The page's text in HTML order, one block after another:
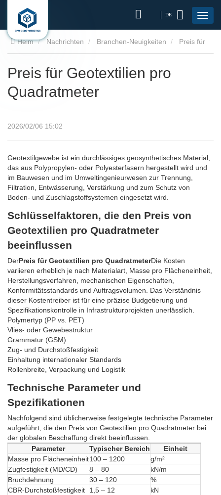
DE
Heim Nachrichten Branchen-Neuigkeiten
Preis für Geotextilien pro
Quadratmeter
2026/02/06 15:02
Geotextilgewebe ist ein durchlässiges geosynthetisches Material,
das aus Polypropylen- oder Polyesterfasern hergestellt wird und
im Bauwesen und im Umweltingenieurwesen zur Trennung,
Filtration, Entwässerung, Verstärkung und zum Schutz von
Boden- und Zuschlagstoffsystemen eingesetzt wird.
Schlüsselfaktoren, die den Preis von
Geotextilien pro Quadratmeter
beeinflussen
DerPreis für Geotextilien pro QuadratmeterDie Kosten
variieren erheblich je nach Materialart, Masse pro Flächeneinheit,
Herstellungsverfahren, mechanischen Eigenschaften,
Konformitätsstandards und Auftragsvolumen. Das Verständnis
dieser Kostentreiber ist für eine präzise Budgetierung und
Spezifikationskontrolle in Infrastrukturprojekten unerlässlich.
Polymertyp (PP vs. PET)
Vlies- oder Gewebestruktur
Grammatur (GSM)
Zug- und Durchstoßfestigkeit
Einhaltung internationaler Standards
Rollenbreite, Verpackung und Logistik
Technische Parameter und
Spezifikationen
Nachfolgend sind üblicherweise festgelegte technische Parameter
aufgeführt, die den Preis von Geotextilien pro Quadratmeter bei
der globalen Beschaffung direkt beeinflussen.
Parameter
Typischer Bereich
Einheit
Masse pro Flächeneinheit100 – 1200
g/m²
Zugfestigkeit (MD/CD)
8 – 80
kN/m
Bruchdehnung
30 – 120
%
CBR-Durchstoßfestigkeit
1,5 – 12
kN